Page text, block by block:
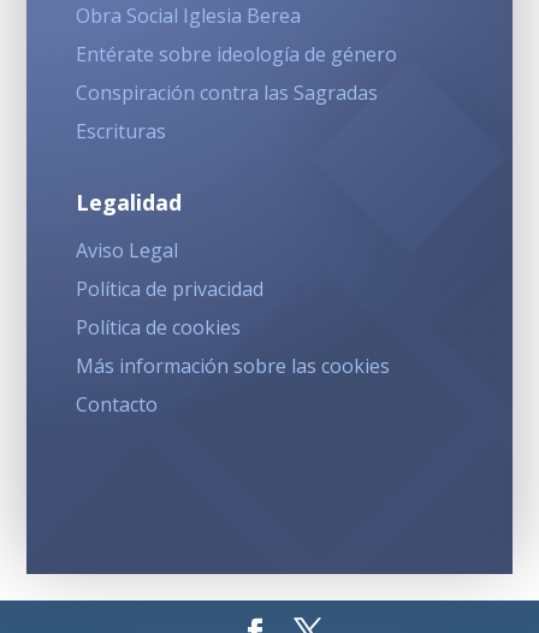
Obra Social Iglesia Berea
Entérate sobre ideología de género
Conspiración contra las Sagradas
Escrituras
Legalidad
Aviso Legal
Política de privacidad
Política de cookies
Más información sobre las cookies
Contacto